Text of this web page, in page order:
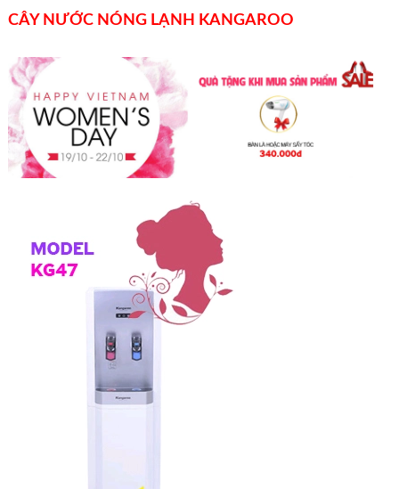
CÂY NƯỚC NÓNG LẠNH KANGAROO